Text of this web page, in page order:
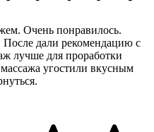
Очень понравилось.
дали рекомендацию с
лучше для проработки
угостили вкусным